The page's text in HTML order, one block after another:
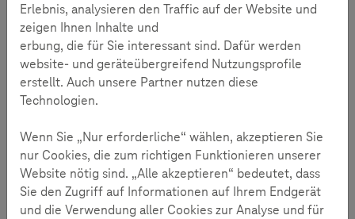
Lesezeit:1Minuten
Erlebnis, analysieren den Traffic auf der Website und
zeigen Ihnen Inhalte und
erbung, die für Sie interessant sind. Dafür werden
website- und geräteübergreifend Nutzungsprofile
erstellt. Auch unsere Partner nutzen diese
Technologien.
Wenn Sie „Nur erforderliche“ wählen, akzeptieren Sie
nur Cookies, die zum richtigen Funktionieren unserer
Website nötig sind. „Alle akzeptieren“ bedeutet, dass
Sie den Zugriff auf Informationen auf Ihrem Endgerät
und die Verwendung aller Cookies zur Analyse und für